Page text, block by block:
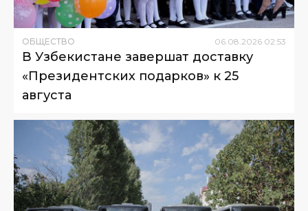
ОБЩЕСТВО 06.08.2026 02:53
В Узбекистане завершат доставку
«Президентских подарков» к 25
августа